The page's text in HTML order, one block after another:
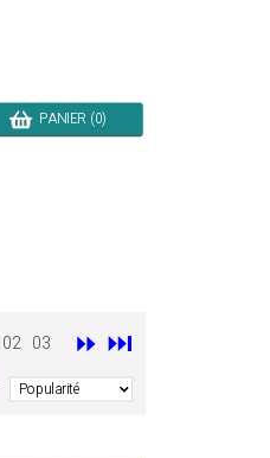
PANIER (0)
02 03 ⏩ ⏭️